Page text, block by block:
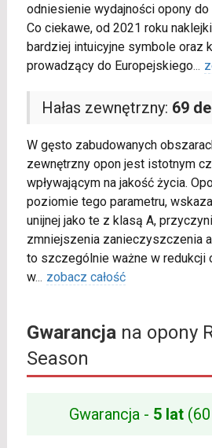
odniesienie wydajności opony do
Co ciekawe, od 2021 roku
bardziej intuicyjne symbole oraz
prowadzący do Europejskiego...
Hałas zewnętrzny: 69
W gęsto zabudowanych
zewnętrzny opon jest istotnym
wpływającym na jakość życia.
poziomie tego parametru,
unijnej jako te z klasą A,
zmniejszenia zanieczyszczenia
to szczególnie ważne w redukcji
w... zobacz całość
Gwarancjana opony
Season
Gwarancja - 5 lat